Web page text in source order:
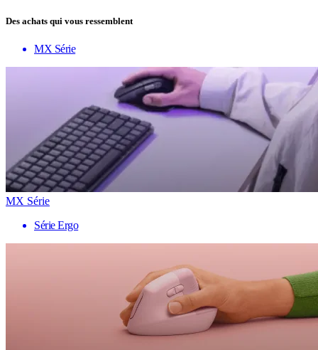
Des achats qui vous ressemblent
MX Série
MX Série
Série Ergo